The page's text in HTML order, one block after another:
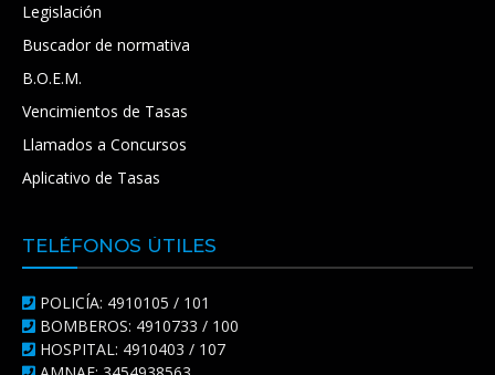
Legislación
Buscador de normativa
B.O.E.M.
Vencimientos de Tasas
Llamados a Concursos
Aplicativo de Tasas
TELÉFONOS ÚTILES
POLICÍA: 4910105 / 101
BOMBEROS: 4910733 / 100
HOSPITAL: 4910403 / 107